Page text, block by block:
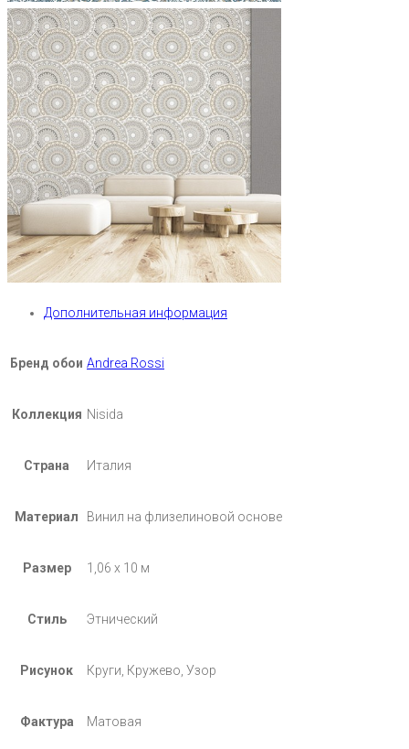
Дополнительная информация
Бренд обои Andrea Rossi
Коллекция Nisida
Страна Италия
Материал Винил на флизелиновой основе
Размер 1,06 х 10 м
Стиль Этнический
Рисунок Круги, Кружево, Узор
Фактура Матовая